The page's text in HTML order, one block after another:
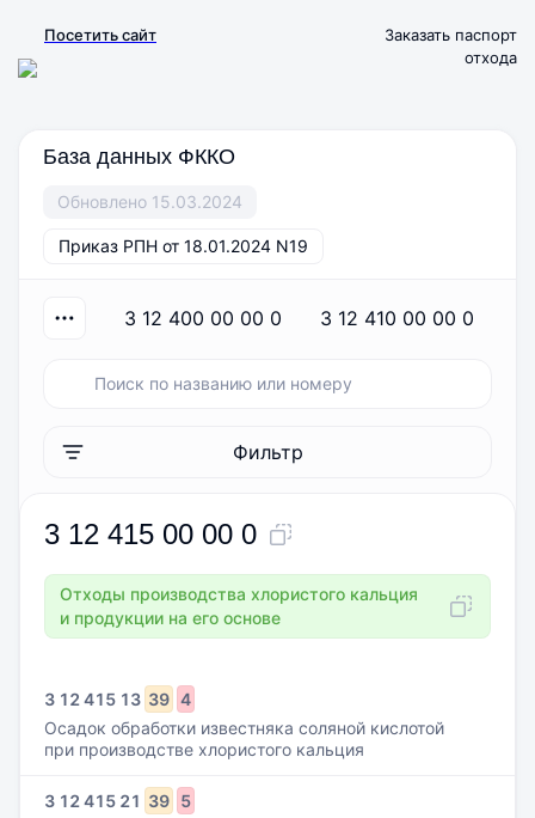
Посетить сайт
Заказать паспорт
отхода
База данных ФККО
Обновлено 15.03.2024
Приказ РПН от 18.01.2024 N19
3 12 400 00 00 0 3 12 410 00 00 0
Фильтр
3 12 415 00 00 0
Отходы производства хлористого кальция
и продукции на его основе
3 12 415 13 39 4
Осадок обработки известняка соляной кислотой
при производстве хлористого кальция
3 12 415 21 39 5